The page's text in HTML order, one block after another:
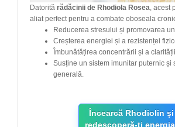
Datorită rădăcinii de Rhodiola Rosea, acest
aliat perfect pentru a combate oboseala
Reducerea stresului și promovarea
Creșterea energiei și a rezistenței
Îmbunătățirea concentrării și a
Susține un sistem imunitar puternic și
generală.
Încearcă Rhodiolin și
redescoperă-ți